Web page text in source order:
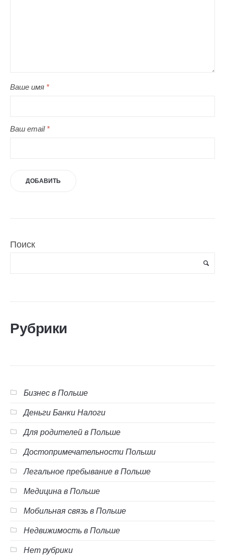
Ваше имя *
Ваш email *
Поиск
Рубрики
Бизнес в Польше
Деньги Банки Налоги
Для родителей в Польше
Достопримечательности Польши
Легальное пребывание в Польше
Медицина в Польше
Мобильная связь в Польше
Недвижимость в Польше
Нет рубрики